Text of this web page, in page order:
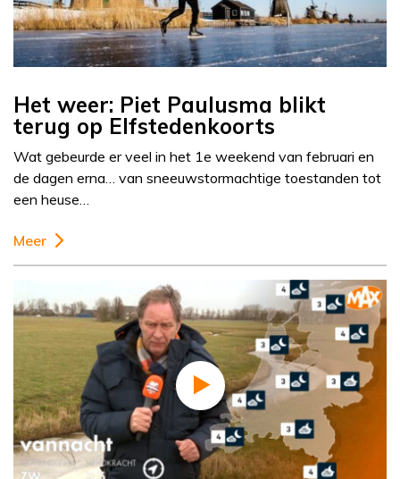
Het weer: Piet Paulusma blikt
terug op Elfstedenkoorts
Wat gebeurde er veel in het 1e weekend van februari en
de dagen erna… van sneeuwstormachtige toestanden tot
een heuse…
Meer